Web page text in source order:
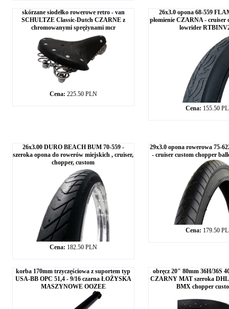
skórzane siodełko rowerowe retro - van
SCHULTZE Classic-Dutch CZARNE z
chromowanymi sprężynami mcr
Cena: 225.50 PLN
26x3.0 opona 68-559
płomienie CZARNA - cruiser
lowrider
Cena: 155.50
26x3.00 DURO BEACH BUM 70-559 -
szeroka opona do rowerów miejskich , cruiser,
chopper, custom
Cena: 182.50 PLN
29x3.0 opona rowerowa 75-
- cruiser custom chopper
Cena: 179.50
korba 170mm trzyczęściowa z suportem typ
USA-BB OPC 51,4 - 9/16 czarna ŁOŻYSKA
MASZYNOWE OOZEE
obręcz 20" 80mm 36H/36S
CZARNY MAT szeroka
BMX chopper